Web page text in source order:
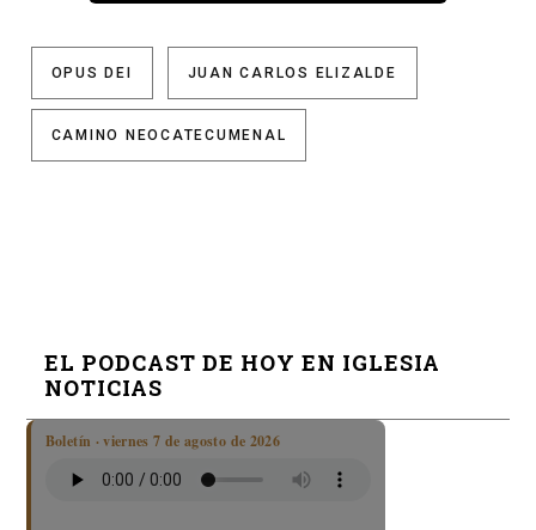
OPUS DEI JUAN CARLOS ELIZALDE
CAMINO NEOCATECUMENAL
EL PODCAST DE HOY EN IGLESIA
NOTICIAS
Boletín · viernes 7 de agosto de 2026